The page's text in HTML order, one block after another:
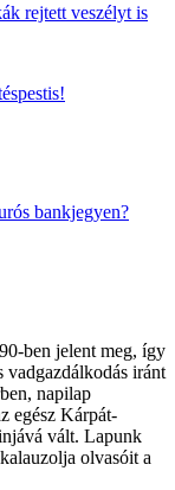
rejtett veszélyt is
bankjegyen?
ben jelent meg, így
vadgazdálkodás iránt
napilap
egész Kárpát-
vált. Lapunk
olvasóit a